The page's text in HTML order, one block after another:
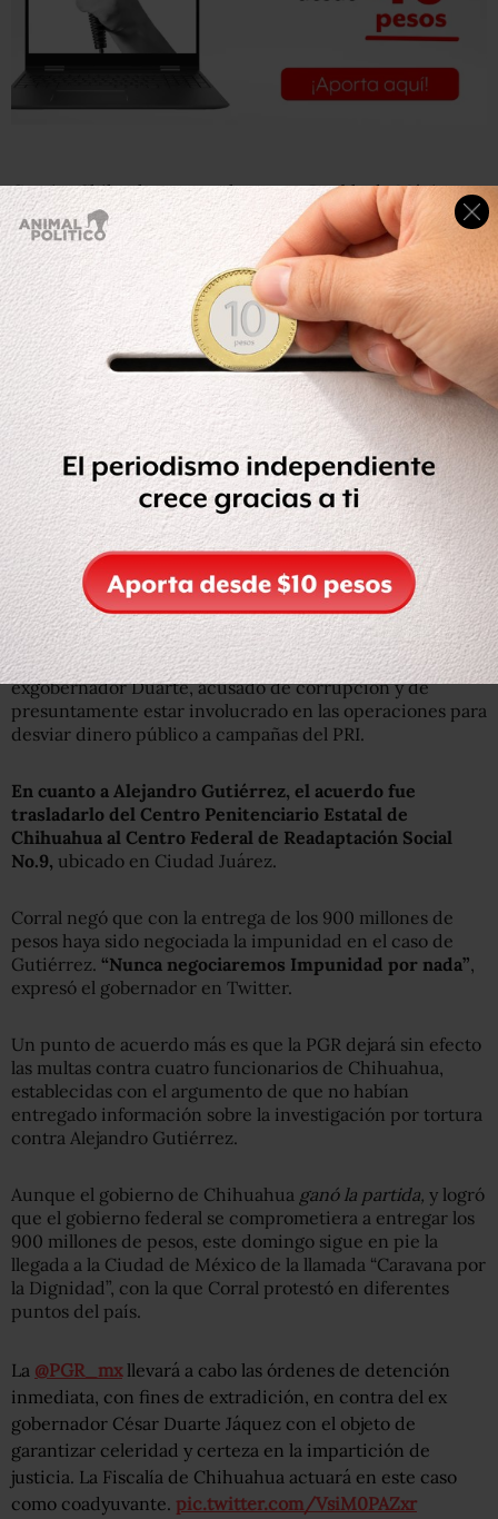
Gracias Chihuahuenses valeros@s y Pueblo de México
todo, el esfuerzo en la defensa de nuestra dignidad ha
rendido y seguirá rindiendo frutos. Sobre la cerrazón
triunfa la política: el diálogo y el consenso salen adelante.
Mañana tod@s al Angel de la Independencia. 11:00 hrs.
pic.twitter.com/YhmjQs7f3Q
— Javier Corral Jurado (@Javier_Corral)February 4, 2018
Otro de los puntos de acuerdo es que la Procuraduría
General de la República (PGR) llevará a cabo las
solicitudes de detención inmediata con fines de
extradición en contra del exgobernador César Duarte
Jáquez.
“Con objeto de garantizar celeridad y certeza en la
impartición de justicia”, se lee en el acuerdo, la Fiscalía
General del Estado de Chihuahua acompañará y fungirá
bajo la figura jurídica de coadyuvante, por las once
órdenes de aprehensión que se han girado en contra del
exgobernador Duarte, acusado de corrupción y de
presuntamente estar involucrado en las operaciones para
desviar dinero público a campañas del PRI.
En cuanto a Alejandro Gutiérrez, el acuerdo fue
trasladarlo del Centro Penitenciario Estatal de
Chihuahua al Centro Federal de Readaptación Social
No.9, ubicado en Ciudad Juárez.
Corral negó que con la entrega de los 900 millones de
pesos haya sido negociada la impunidad en el caso de
Gutiérrez. “Nunca negociaremos Impunidad por nada”
expresó el gobernador en Twitter.
Un punto de acuerdo más es que la PGR dejará sin efecto
las multas contra cuatro funcionarios de Chihuahua,
establecidas con el argumento de que no habían
entregado información sobre la investigación por tortura
contra Alejandro Gutiérrez.
Aunque el gobierno de Chihuahua ganó la partida, y logró
que el gobierno federal se comprometiera a entregar los
900 millones de pesos, este domingo sigue en pie la
llegada a la Ciudad de México de la llamada “Caravana por
la Dignidad”, con la que Corral protestó en diferentes
puntos del país.
La @PGR_mx llevará a cabo las órdenes de detención
inmediata, con fines de extradición, en contra del ex
gobernador César Duarte Jáquez con el objeto de
garantizar celeridad y certeza en la impartición de
justicia. La Fiscalía de Chihuahua actuará en este caso
como coadyuvante. pic.twitter.com/VsiM0PAZxr